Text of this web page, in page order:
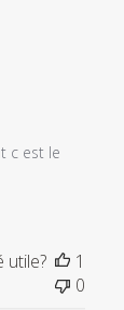
c est le
utile?
1
0